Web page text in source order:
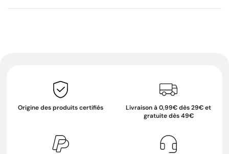
Origine des produits certifiés
Livraison à 0,99€ dès 29€ et
gratuite dès 49€